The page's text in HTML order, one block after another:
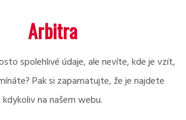
Arbitra
spolehlivé údaje, ale nevíte, kde je vzít,
Pak si zapamatujte, že je najdete
kdykoliv na našem webu.